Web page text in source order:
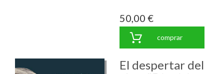
50,00 €
comprar
El despertar del